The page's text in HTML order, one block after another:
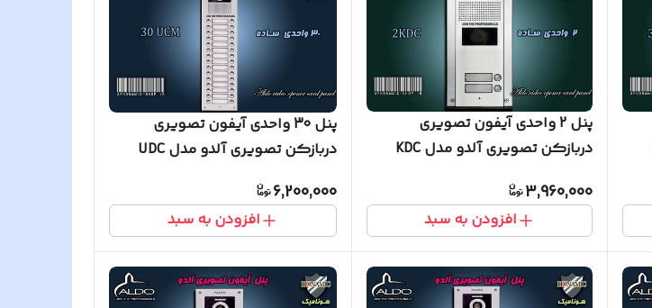
پنل 2 واحدی آیفون تصویری
دربازکن تصویری آلدو مدل KDC
3,960,000
افزودن به سبد
پنل 30 واحدی آیفون تصویری
دربازکن تصویری آلدو مدل UDC
6,200,000
افزودن به سبد